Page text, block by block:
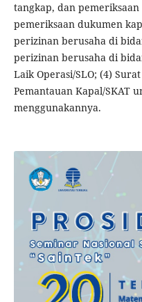
tangkap, dan
pemeriksaan dukumen
perizinan berusaha di
perizinan berusaha di
Laik Operasi/SLO; (4)
Pemantauan Kapal/SKAT
menggunakannya.